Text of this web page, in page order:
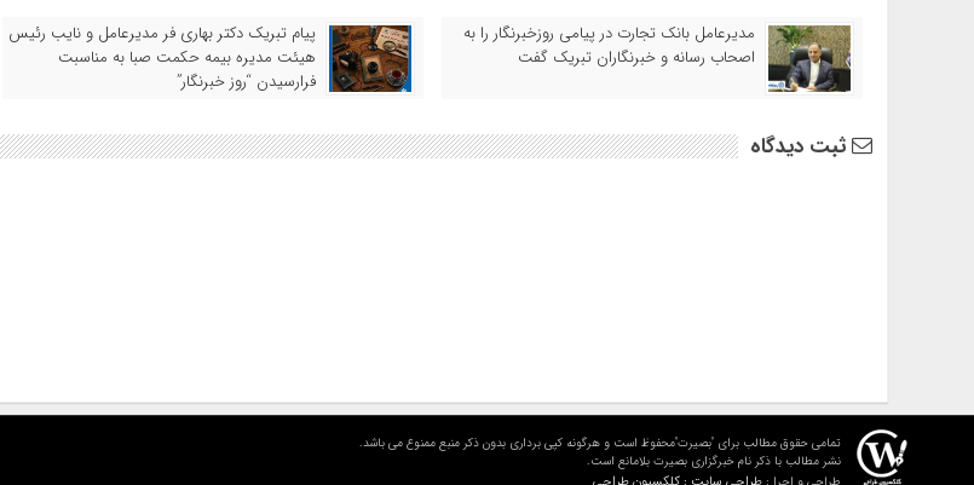
مدیرعامل بانک تجارت در پیامی روزخبرنگار را به
اصحاب رسانه و خبرنگاران تبریک گفت
پیام تبریک دکتر بهاری فر مدیرعامل و نایب رئیس
هیئت مدیره بیمه حکمت صبا به مناسبت
فرارسیدن “روز خبرنگار”
ثبت دیدگاه
تمامی حقوق مطالب برای "بصیرت"محفوظ است و هرگونه کپی برداری بدون ذکر منبع ممنوع می باشد.
نشر مطالب با ذکر نام خبرگزاری بصیرت بلامانع است.